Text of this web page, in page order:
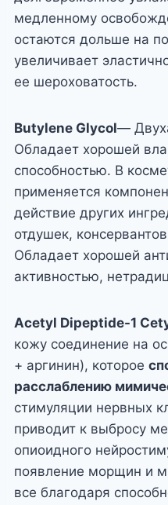
медленному
остаются дольше на
увеличивает
ее шероховатость.
Butylene Glycol—
Обладает хорошей
способностью. В
применяется
действие других
отдушек,
Обладает хорошей
активностью,
Acetyl Dipeptide-1
кожу соединение на
+ аргинин), которое
расслаблению
стимуляции нервных
приводит к выбросу
опиоидного
появление морщин и
все благодаря